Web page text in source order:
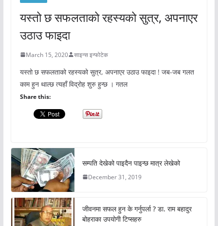
यस्तो छ सफलताको रहस्यको सुत्र, अपनाएर
उठाउ फाइदा
March 15, 2020 साइन्स इन्फोटेक
यस्तो छ सफलताको रहस्यको सुत्र, अपनाएर उठाउ फाइदा ! जब-जब गलत
काम हुन थाल्छ त्यहाँ विद्रोह शुरु हुन्छ । गतल
Share this:
सम्पति देखेको पाइदैन पाइन्छ मात्र लेखेको
December 31, 2019
जीवनमा सफल हुन के गर्नुपर्ला ? डा. राम बहादुर
बोहराका उपयोगी टिप्सहरु